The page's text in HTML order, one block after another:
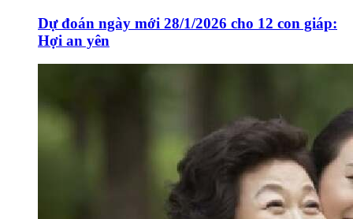
Dự đoán ngày mới 28/1/2026 cho 12 con giáp:
Hợi an yên